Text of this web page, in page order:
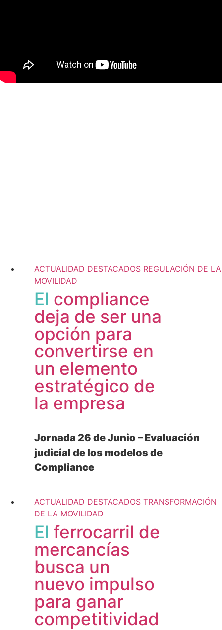
ACTUALIDAD DESTACADOS REGULACIÓN DE LA
MOVILIDAD
El compliance
deja de ser una
opción para
convertirse en
un elemento
estratégico de
la empresa
Jornada 26 de Junio – Evaluación
judicial de los modelos de
Compliance
ACTUALIDAD DESTACADOS TRANSFORMACIÓN
DE LA MOVILIDAD
El ferrocarril de
mercancías
busca un
nuevo impulso
para ganar
competitividad